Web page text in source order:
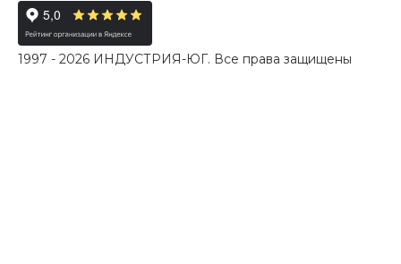
1997 - 2026 ИНДУСТРИЯ-ЮГ. Все права защищены